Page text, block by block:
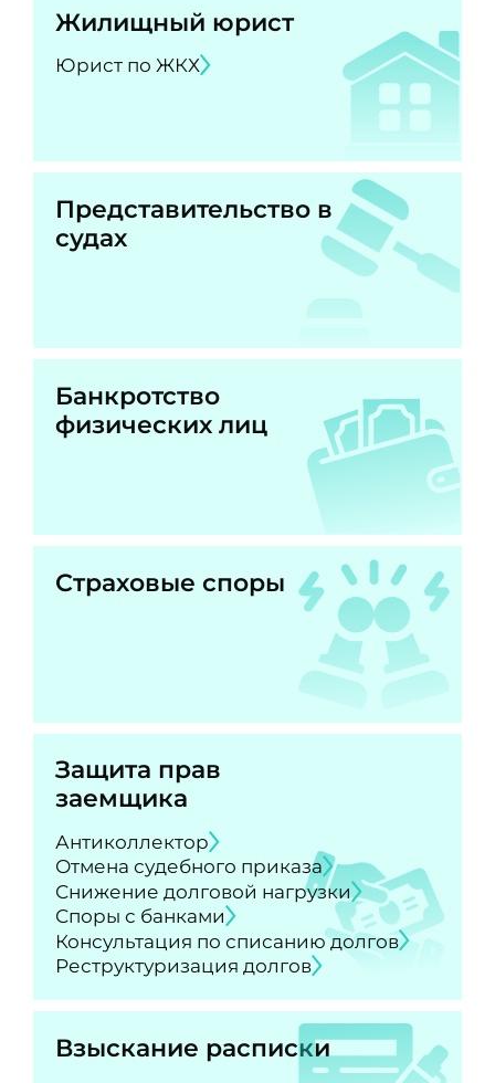
Жилищный юрист
Юрист по ЖКХ
Представительство в
судах
Банкротство
физических лиц
Страховые споры
Защита прав
заемщика
Антиколлектор
Отмена судебного приказа
Снижение долговой нагрузки
Споры с банками
Консультация по списанию долгов
Реструктуризация долгов
Взыскание расписки